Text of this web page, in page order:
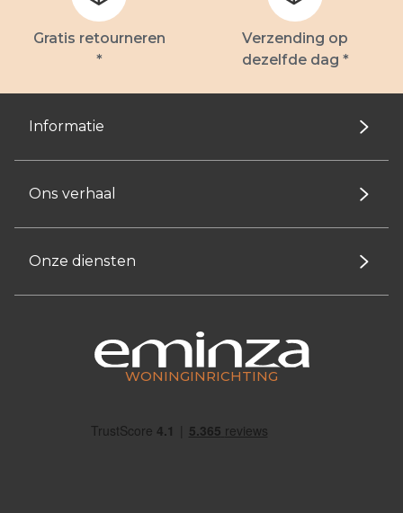
Gratis retourneren
*
Verzending op
dezelfde dag *
Informatie
Ons verhaal
Onze diensten
WONINGINRICHTING